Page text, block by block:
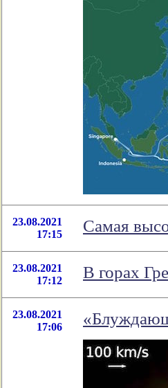
23.08.2021
17:15
Самая
23.08.2021
17:12
В горах
23.08.2021
17:06